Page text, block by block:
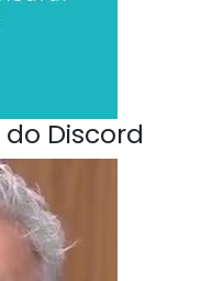
Discord